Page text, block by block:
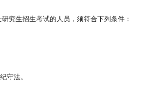
究生招生考试的人员，须符合下列条件：
守法。